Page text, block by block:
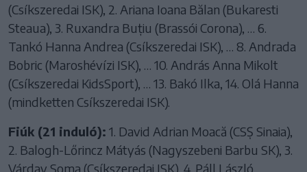
(Csíkszeredai ISK), 2. Ariana Ioana Bălan (Bukaresti
Steaua), 3. Ruxandra Buțiu (Brassói Corona), … 6.
Tankó Hanna Andrea (Csíkszeredai ISK), … 8. Andrada
Bobric (Maroshévízi ISK), … 10. András Anna Mikolt
(Csíkszeredai KidsSport), … 13. Bakó Ilka, 14. Olá Hanna
(mindketten Csíkszeredai ISK).
Fiúk (21 induló): 1. David Adrian Moacă (CSȘ Sinaia),
2. Balogh-Lőrincz Mátyás (Nagyszebeni Barbu SK), 3.
Várday Soma (Csíkszeredai ISK), 4. Páll László